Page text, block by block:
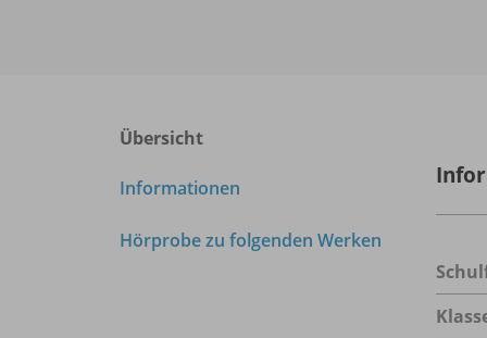
Übersicht
Informationen
Hörprobe zu folgenden Werken